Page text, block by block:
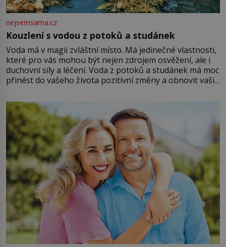
nejsemsama.cz
Kouzlení s vodou z potoků a studánek
Voda má v magii zvláštní místo. Má jedinečné vlastnosti,
které pro vás mohou být nejen zdrojem osvěžení, ale i
duchovní síly a léčení. Voda z potoků a studánek má moc
přinést do vašeho života pozitivní změny a obnovit vaši
můžete obohatit své rituály a přinést do svého života
větší harmonii a klid. Je důležité